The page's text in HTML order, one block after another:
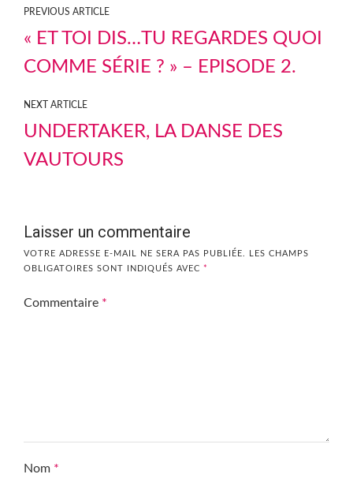
PREVIOUS ARTICLE
« ET TOI DIS…TU REGARDES QUOI
COMME SÉRIE ? » – EPISODE 2.
NEXT ARTICLE
UNDERTAKER, LA DANSE DES
VAUTOURS
Laisser un commentaire
VOTRE ADRESSE E-MAIL NE SERA PAS PUBLIÉE.
LES CHAMPS
OBLIGATOIRES SONT INDIQUÉS AVEC *
Commentaire *
Nom *